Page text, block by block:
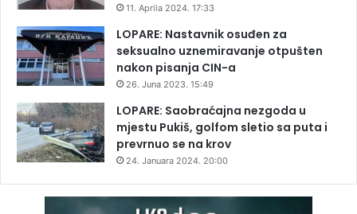
11. Aprila 2024. 17:33
LOPARE: Nastavnik osuđen za
seksualno uznemiravanje otpušten
nakon pisanja CIN-a
26. Juna 2023. 15:49
LOPARE: Saobraćajna nezgoda u
mjestu Pukiš, golfom sletio sa puta i
prevrnuo se na krov
24. Januara 2024. 20:00